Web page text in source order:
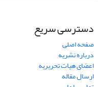
دسترسی سریع
صفحه اصلی
درباره نشریه
اعضای هیات تحریریه
ارسال مقاله